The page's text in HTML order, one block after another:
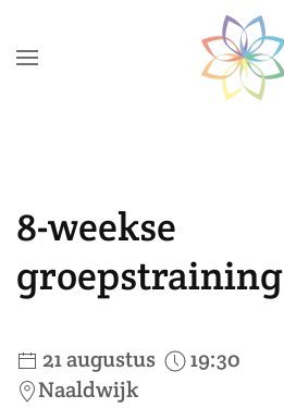
Skip to main content
8-weekse
groepstraining
21 augustus
19:30
Naaldwijk